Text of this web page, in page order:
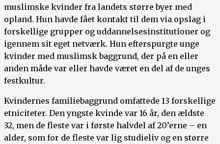
muslimske kvinder fra landets større byer med
opland. Hun havde fået kontakt til dem via opslag i
forskellige grupper og uddannelsesinstitutioner og
igennem sit eget netværk. Hun efterspurgte unge
kvinder med muslimsk baggrund, der på en eller
anden måde var eller havde været en del af de unges
festkultur.
Kvindernes familiebaggrund omfattede 13 forskellige
etniciteter. Den yngste kvinde var 16 år, den ældste
32, men de fleste var i første halvdel af 20’erne – en
alder, som for de fleste var lig studieliv og en større